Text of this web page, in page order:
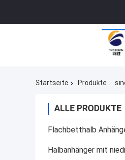
Startseite Produkte
ALLE PRODUKTE
Flachbetthalb
Halbanhänger mit